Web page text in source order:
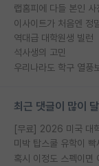
랩홈피에 다들 본인 사
이사이트가 처음엔 정
역대급 대학원생 빌런
석사생의 고민
최근 댓글이 많이
미박 탑스쿨 유학이 빡
혹시 이정도 스펙이면